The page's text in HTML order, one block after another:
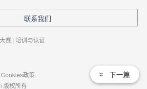
下一篇
联系我们
赛 | 培训与认证
Cookies政策
版权所有